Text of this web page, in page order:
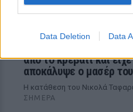
Data Deletion Data
από το κρεβάτι και
αποκάλυψε ο μασέρ
Η κατάθεση του Νικολά
ΣΉΜΕΡΑ